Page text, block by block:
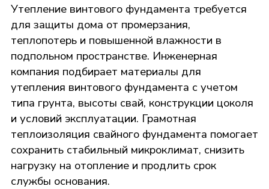
Утепление винтового фундамента требуется
для защиты дома от промерзания,
теплопотерь и повышенной влажности в
подпольном пространстве. Инженерная
компания подбирает материалы для
утепления винтового фундамента с учетом
типа грунта, высоты свай, конструкции цоколя
и условий эксплуатации. Грамотная
теплоизоляция свайного фундамента помогает
сохранить стабильный микроклимат, снизить
нагрузку на отопление и продлить срок
службы основания.